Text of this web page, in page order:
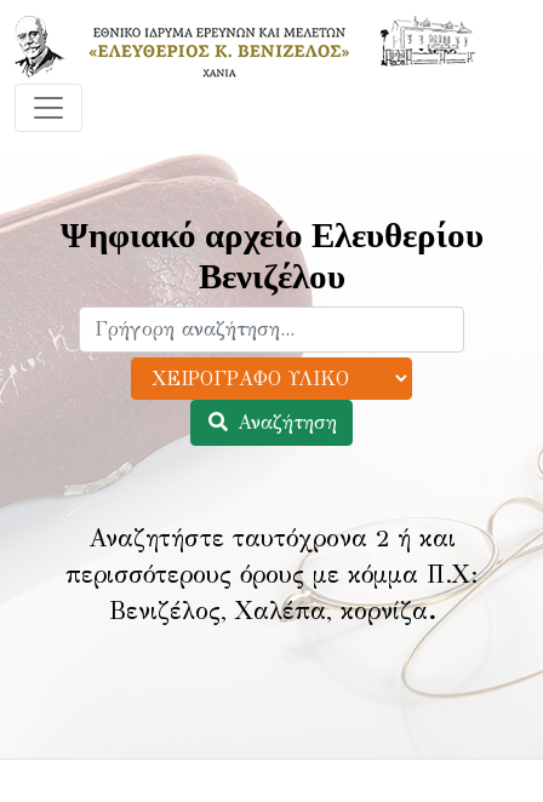
Ψηφιακό αρχείο Ελευθερίου
Βενιζέλου
Αναζήτηση
Αναζητήστε ταυτόχρονα 2 ή και
περισσότερους όρους με κόμμα Π.Χ:
Βενιζέλος, Χαλέπα, κορνίζα.